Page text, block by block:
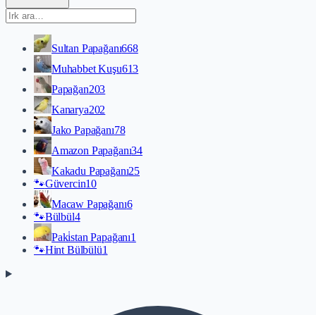
Sultan Papağanı668
Muhabbet Kuşu613
Papağan203
Kanarya202
Jako Papağanı78
Amazon Papağanı34
Kakadu Papağanı25
🐾Güvercin10
Macaw Papağanı6
🐾Bülbül4
Paki̇stan Papağanı1
🐾Hint Bülbülü1